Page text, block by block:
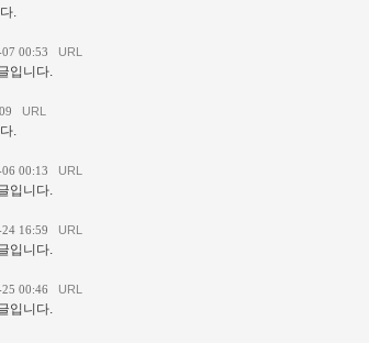
.
00:53 URL
입니다.
URL
.
00:13 URL
입니다.
16:59 URL
입니다.
00:46 URL
입니다.